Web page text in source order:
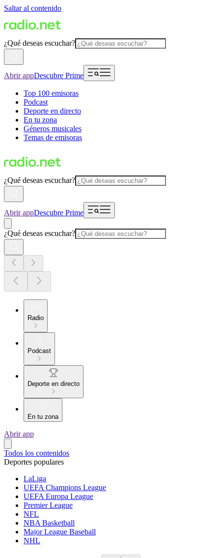
Saltar al contenido
¿Qué deseas escuchar?
Abrir appDescubre Prime
Top 100 emisoras
Podcast
Deporte en directo
En tu zona
Géneros musicales
Temas de emisoras
¿Qué deseas escuchar?
Abrir appDescubre Prime
¿Qué deseas escuchar?
Radio
Podcast
Deporte en directo
En tu zona
Abrir app
Todos los contenidos
Deportes populares
LaLiga
UEFA Champions League
UEFA Europa League
Premier League
NFL
NBA Basketball
Major League Baseball
NHL